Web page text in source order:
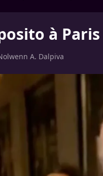
à
A. Dalpiva